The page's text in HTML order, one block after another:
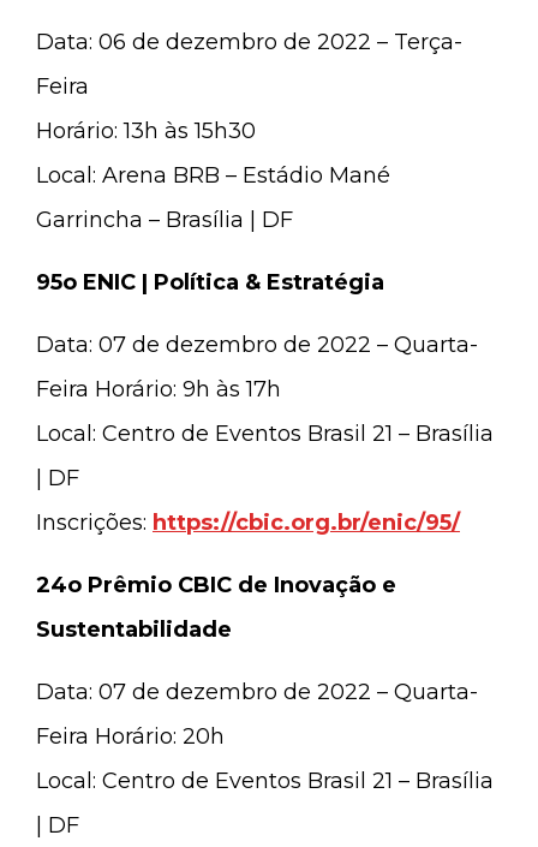
Data: 06 de dezembro de 2022 – Terça-
Feira
Horário: 13h às 15h30
Local: Arena BRB – Estádio Mané
Garrincha – Brasília | DF
95o ENIC | Política & Estratégia
Data: 07 de dezembro de 2022 – Quarta-
Feira Horário: 9h às 17h
Local: Centro de Eventos Brasil 21 – Brasília
| DF
Inscrições: https://cbic.org.br/enic/95/
24o Prêmio CBIC de Inovação e
Sustentabilidade
Data: 07 de dezembro de 2022 – Quarta-
Feira Horário: 20h
Local: Centro de Eventos Brasil 21 – Brasília
| DF